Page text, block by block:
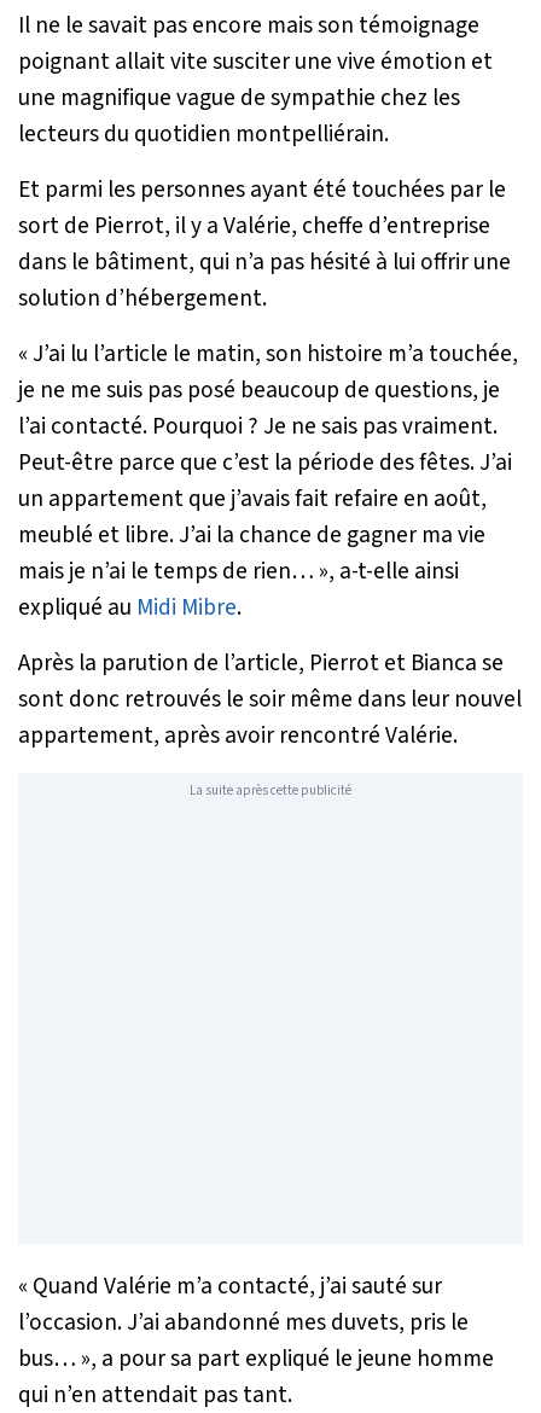
Il ne le savait pas encore mais son témoignage
poignant allait vite susciter une vive émotion et
une magnifique vague de sympathie chez les
lecteurs du quotidien montpelliérain.
Et parmi les personnes ayant été touchées par le
sort de Pierrot, il y a Valérie, cheffe d’entreprise
dans le bâtiment, qui n’a pas hésité à lui offrir une
solution d’hébergement.
« J’ai lu l’article le matin, son histoire m’a touchée,
je ne me suis pas posé beaucoup de questions, je
l’ai contacté. Pourquoi ? Je ne sais pas vraiment.
Peut-être parce que c’est la période des fêtes. J’ai
un appartement que j’avais fait refaire en août,
meublé et libre. J’ai la chance de gagner ma vie
mais je n’ai le temps de rien… », a-t-elle ainsi
expliqué au Midi Mibre.
Après la parution de l’article, Pierrot et Bianca se
sont donc retrouvés le soir même dans leur nouvel
appartement, après avoir rencontré Valérie.
La suite après cette publicité
« Quand Valérie m’a contacté, j’ai sauté sur
l’occasion. J’ai abandonné mes duvets, pris le
bus… », a pour sa part expliqué le jeune homme
qui n’en attendait pas tant.